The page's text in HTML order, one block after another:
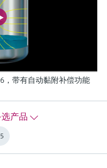
，带有自动黏附补偿功能
杆式探头，带自动黏
产品